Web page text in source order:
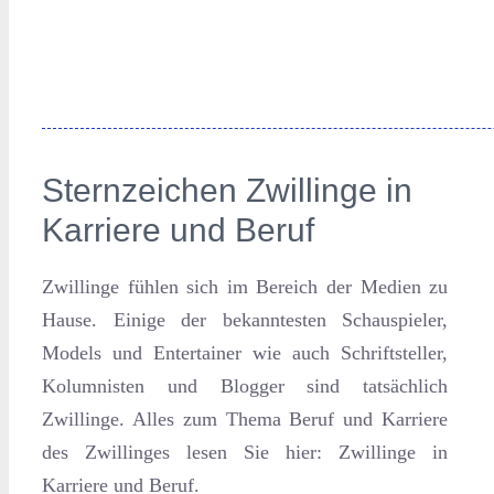
Sternzeichen Zwillinge in
Karriere und Beruf
Zwillinge fühlen sich im Bereich der Medien zu
Hause. Einige der bekanntesten Schauspieler,
Models und Entertainer wie auch Schriftsteller,
Kolumnisten und Blogger sind tatsächlich
Zwillinge. Alles zum Thema Beruf und Karriere
des Zwillinges lesen Sie hier: Zwillinge in
Karriere und Beruf.